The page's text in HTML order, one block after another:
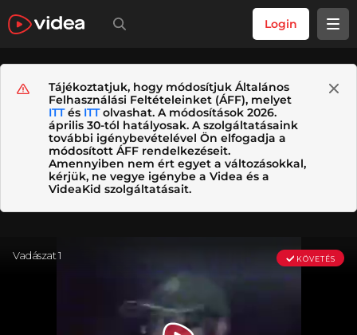
Login
Tájékoztatjuk, hogy módosítjuk Általános
Felhasználási Feltételeinket (ÁFF), melyet
ITTés ITTolvashat. A módosítások 2026.
április 30-tól hatályosak. A szolgáltatásaink
további igénybevételével Ön elfogadja a
módosított ÁFF rendelkezéseit.
Amennyiben nem ért egyet a változásokkal,
kérjük, ne vegye igénybe a Videa és a
VideaKid szolgáltatásait.